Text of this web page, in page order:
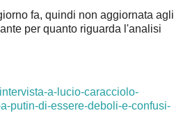
fa, quindi non aggiornata agli
per quanto riguarda l'analisi
a-lucio-caracciolo-
putin-di-essere-deboli-e-confusi-